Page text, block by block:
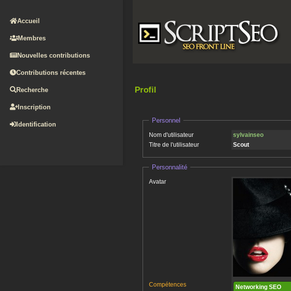
Accueil
Membres
Nouvelles contributions
Contributions récentes
Recherche
Inscription
Identification
Profil
Personnel
Nom d'utilisateur
sylvainseo
Titre de l'utilisateur
Scout
Personnalité
Avatar
Compétences Networking SEO